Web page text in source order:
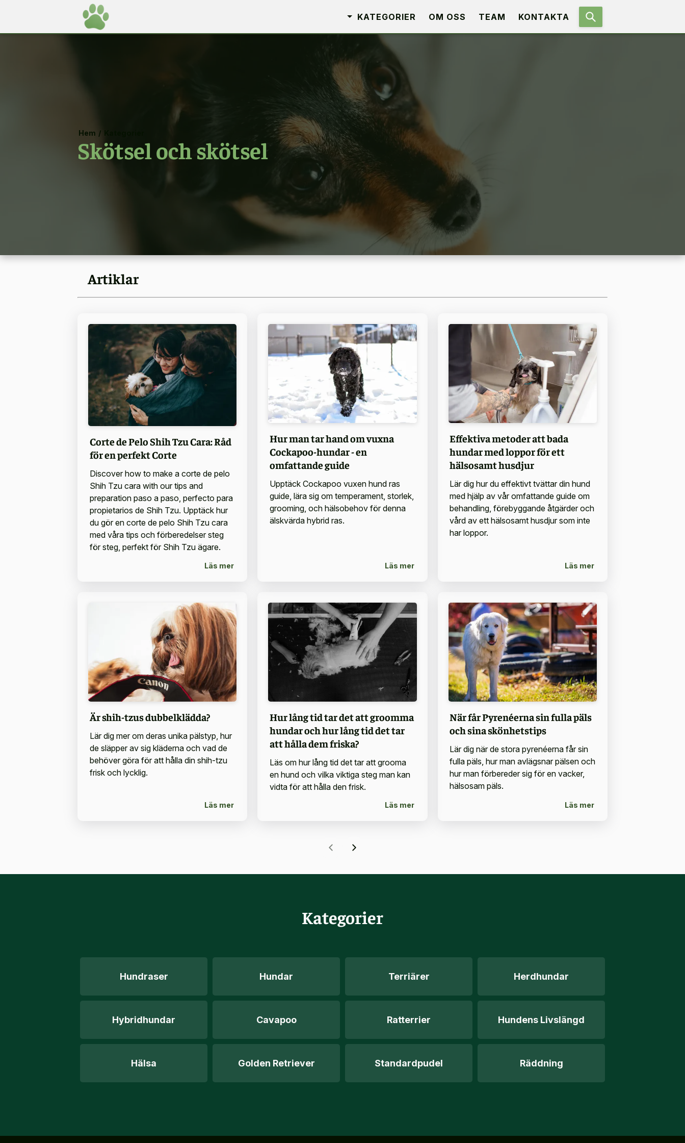
KATEGORIER OM OSS TEAM KONTAKTA
Hem /
Skötsel och skötsel
Artiklar
Corte de Pelo Shih Tzu Cara: Råd
för en perfekt Corte
Discover how to make a corte de pelo
Shih Tzu cara with our tips and
preparation paso a paso, perfecto para
propietarios de Shih Tzu. Upptäck hur
du gör en corte de pelo Shih Tzu cara
med våra tips och förberedelser steg
för steg, perfekt för Shih Tzu ägare.
Läs mer
Hur man tar hand om vuxna
Cockapoo-hundar - en
omfattande guide
Upptäck Cockapoo vuxen hund ras
guide, lära sig om temperament, storlek,
grooming, och hälsobehov för denna
älskvärda hybrid ras.
Läs mer
Effektiva metoder att bada
hundar med loppor för ett
hälsosamt husdjur
Lär dig hur du effektivt tvättar din hund
med hjälp av vår omfattande guide om
behandling, förebyggande åtgärder och
vård av ett hälsosamt husdjur som inte
har loppor.
Läs mer
Är shih-tzus dubbelklädda?
Lär dig mer om deras unika pälstyp, hur
de släpper av sig kläderna och vad de
behöver göra för att hålla din shih-tzu
frisk och lycklig.
Läs mer
Hur lång tid tar det att groomma
hundar och hur lång tid det tar
att hålla dem friska?
Läs om hur lång tid det tar att grooma
en hund och vilka viktiga steg man kan
vidta för att hålla den frisk.
Läs mer
När får Pyrenéerna sin fulla päls
och sina skönhetstips
Lär dig när de stora pyrenéerna får sin
fulla päls, hur man avlägsnar pälsen och
hur man förbereder sig för en vacker,
hälsosam päls.
Läs mer
Kategorier
Hundraser Hundar Terriärer Herdhundar
Hybridhundar Cavapoo Ratterrier Hundens Livslängd
Hälsa Golden Retriever Standardpudel Räddning